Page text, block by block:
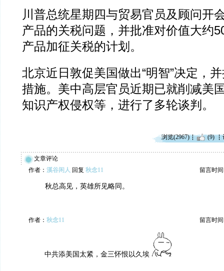
川普总统星期四与贸易官员及顾问开
产品的关税问题，并批准对价值大约
产品加征关税的计划。
北京近日敦促美国做出“明智”决定，
措施。美中高层官员近期已就削减美
知识产权侵权等，进行了多轮谈判。
浏览(2967) (9)
文章评论
作者： 溪谷闲人 回复 秋念11 留言时间
秋总高见，英雄所见略同。
作者： 秋念11 留言时间
中共添美国太紧，金三怀恨以久埃